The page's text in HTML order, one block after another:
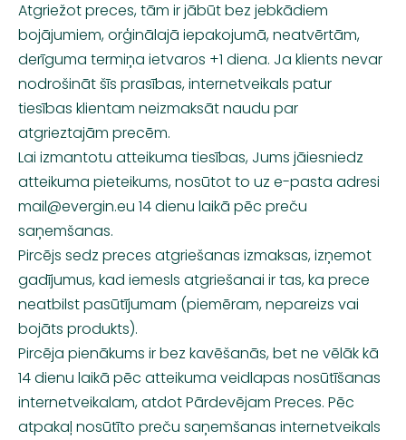
Atgriežot preces, tām ir jābūt bez jebkādiem
bojājumiem, orģinālajā iepakojumā, neatvērtām,
derīguma termiņa ietvaros +1 diena. Ja klients nevar
nodrošināt šīs prasības, internetveikals patur
tiesības klientam neizmaksāt naudu par
atgrieztajām precēm.
Lai izmantotu atteikuma tiesības, Jums jāiesniedz
atteikuma pieteikums, nosūtot to uz e-pasta adresi
mail@evergin.eu 14 dienu laikā pēc preču
saņemšanas.
Pircējs sedz preces atgriešanas izmaksas, izņemot
gadījumus, kad iemesls atgriešanai ir tas, ka prece
neatbilst pasūtījumam (piemēram, nepareizs vai
bojāts produkts).
Pircēja pienākums ir bez kavēšanās, bet ne vēlāk kā
14 dienu laikā pēc atteikuma veidlapas nosūtīšanas
internetveikalam, atdot Pārdevējam Preces. Pēc
atpakaļ nosūtīto preču saņemšanas internetveikals